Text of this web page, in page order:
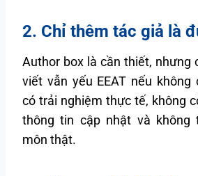
2. Chỉ thêm tác giả là
Author box là cần thiết, nhưng
viết vẫn yếu EEAT nếu không
có trải nghiệm thực tế, không
thông tin cập nhật và không
môn thật.